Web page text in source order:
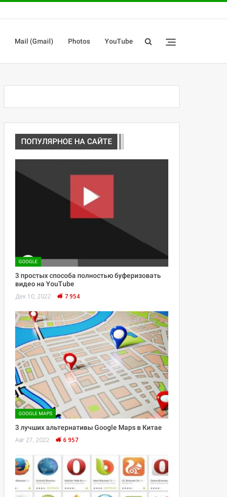
Mail (Gmail) Photos YouTube
ПОПУЛЯРНОЕ НА САЙТЕ
GOOGLE
3 простых способа полностью буферизовать
видео на YouTube
Дек 10, 2022 7 954
GOOGLE MAPS
3 лучших альтернативы Google Maps в Китае
Авг 27, 2022 6 957